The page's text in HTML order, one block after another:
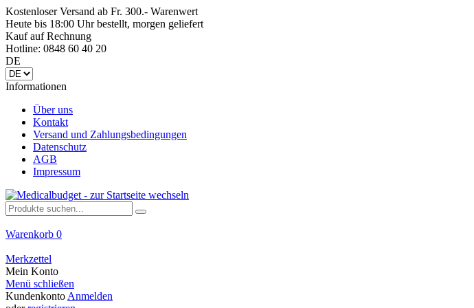
Kostenloser Versand ab Fr. 300.- Warenwert
Heute bis 18:00 Uhr bestellt, morgen geliefert
Kauf auf Rechnung
Hotline: 0848 60 40 20
DE
Informationen
Über uns
Kontakt
Versand und Zahlungsbedingungen
Datenschutz
AGB
Impressum
Warenkorb 0
Merkzettel
Mein Konto
Menü schließen
Kundenkonto Anmelden